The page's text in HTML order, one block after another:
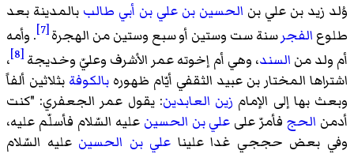
وُلد زيد بن علي بن الحسين بن علي بن أبي طالب بالمدينة بعد
طلوع الفجرسنة ست وستين أو سبع وستين من الهجرة[7]
. وأمه
أم ولد من السند، وهي أم إخوته عمر الأشرف وعليّ وخديجة [8]
،
اشتراها المختار بن عبيد الثقفي أيّام ظهوره بالكوفة بثلاثين ألفاً
وبعث بها إلى الإمام زين العابدين: يقول عمر الجعفري: "كنت
أدمن الحجفأمرّ على علي بن الحسين عليه السّلام فأسلّم عليه،
وفي بعض حججي غدا علينا علي بن الحسين عليه السّلام